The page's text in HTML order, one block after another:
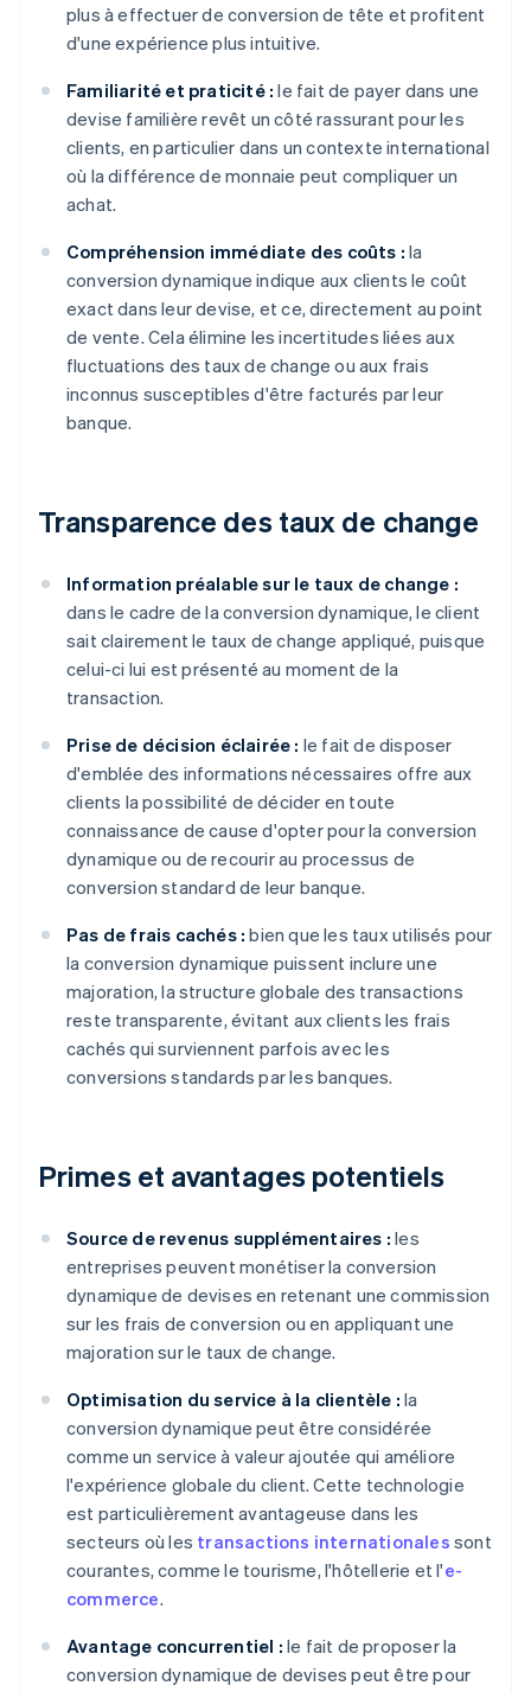
plus à effectuer de conversion de tête et profitent
d'une expérience plus intuitive.
Familiarité et praticité : le fait de payer dans une
devise familière revêt un côté rassurant pour les
clients, en particulier dans un contexte international
où la différence de monnaie peut compliquer un
achat.
Compréhension immédiate des coûts : la
conversion dynamique indique aux clients le coût
exact dans leur devise, et ce, directement au point
de vente. Cela élimine les incertitudes liées aux
fluctuations des taux de change ou aux frais
inconnus susceptibles d'être facturés par leur
banque.
Transparence des taux de change
Information préalable sur le taux de change :
dans le cadre de la conversion dynamique, le client
sait clairement le taux de change appliqué, puisque
celui-ci lui est présenté au moment de la
transaction.
Prise de décision éclairée : le fait de disposer
d'emblée des informations nécessaires offre aux
clients la possibilité de décider en toute
connaissance de cause d'opter pour la conversion
dynamique ou de recourir au processus de
conversion standard de leur banque.
Pas de frais cachés : bien que les taux utilisés pour
la conversion dynamique puissent inclure une
majoration, la structure globale des transactions
reste transparente, évitant aux clients les frais
cachés qui surviennent parfois avec les
conversions standards par les banques.
Primes et avantages potentiels
Source de revenus supplémentaires : les
entreprises peuvent monétiser la conversion
dynamique de devises en retenant une commission
sur les frais de conversion ou en appliquant une
majoration sur le taux de change.
Optimisation du service à la clientèle : la
conversion dynamique peut être considérée
comme un service à valeur ajoutée qui améliore
l'expérience globale du client. Cette technologie
est particulièrement avantageuse dans les
secteurs où les transactions internationales sont
courantes, comme le tourisme, l'hôtellerie et l'e-
commerce.
Avantage concurrentiel : le fait de proposer la
conversion dynamique de devises peut être pour